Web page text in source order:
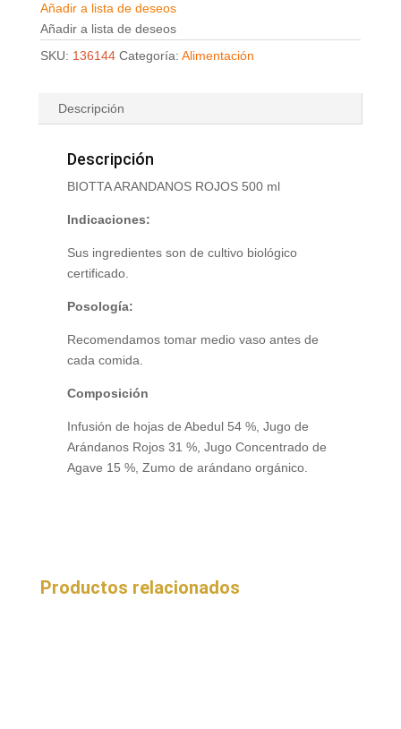
Añadir a lista de deseos
Añadir a lista de deseos
SKU: 136144 Categoría: Alimentación
Descripción
Descripción
BIOTTA ARANDANOS ROJOS 500 ml
Indicaciones:
Sus ingredientes son de cultivo biológico
certificado.
Posología:
Recomendamos tomar medio vaso antes de
cada comida.
Composición
Infusión de hojas de Abedul 54 %, Jugo de
Arándanos Rojos 31 %, Jugo Concentrado de
Agave 15 %, Zumo de arándano orgánico.
Productos relacionados